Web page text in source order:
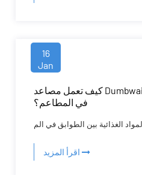
16
Jan
كيف تعمل مصاعد Dumbwaiter على تحسين الكفاءة
في المطاعم؟
اقرأ المزيد